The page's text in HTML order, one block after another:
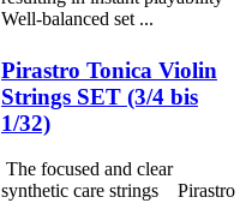
Well-balanced set ...
Pirastro Tonica Violin
Strings SET (3/4 bis
1/32)
The focused and clear
synthetic care strings Pirastro